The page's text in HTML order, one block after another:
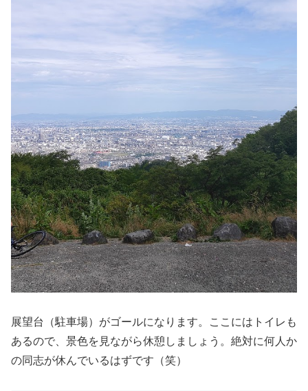
展望台（駐車場）がゴールになります。ここにはトイレも
あるので、景色を見ながら休憩しましょう。絶対に何人か
の同志が休んでいるはずです（笑）